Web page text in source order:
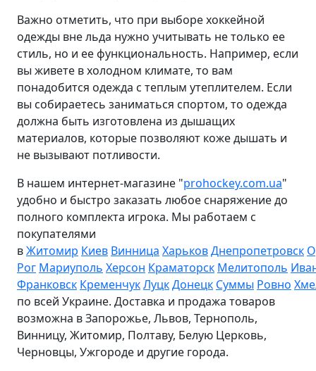
Важно отметить, что при выборе хоккейной
одежды вне льда нужно учитывать не только ее
стиль, но и ее функциональность. Например, если
вы живете в холодном климате, то вам
понадобится одежда с теплым утеплителем. Если
вы собираетесь заниматься спортом, то одежда
должна быть изготовлена из дышащих
материалов, которые позволяют коже дышать и
не вызывают потливости.
В нашем интернет-магазине "prohockey.com.ua"
удобно и быстро заказать любое снаряжение до
полного комплекта игрока. Мы работаем с
покупателями
вЖитомир Киев Винница ХарьковДнепропетровск
Рог Мариуполь Херсон Краматорск Мелитополь
Франковск КременчукЛуцкДонецк Суммы Ровно
по всей Украине. Доставка и продажа товаров
возможна в Запорожье, Львов, Тернополь,
Винницу, Житомир, Полтаву, Белую Церковь,
Черновцы, Ужгороде и другие города.